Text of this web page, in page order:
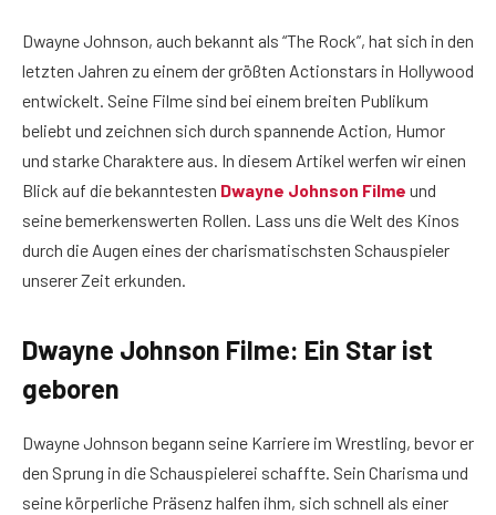
Dwayne Johnson, auch bekannt als “The Rock”, hat sich in den
letzten Jahren zu einem der größten Actionstars in Hollywood
entwickelt. Seine Filme sind bei einem breiten Publikum
beliebt und zeichnen sich durch spannende Action, Humor
und starke Charaktere aus. In diesem Artikel werfen wir einen
Blick auf die bekanntesten Dwayne Johnson Filme und
seine bemerkenswerten Rollen. Lass uns die Welt des Kinos
durch die Augen eines der charismatischsten Schauspieler
unserer Zeit erkunden.
Dwayne Johnson Filme: Ein Star ist
geboren
Dwayne Johnson begann seine Karriere im Wrestling, bevor er
den Sprung in die Schauspielerei schaffte. Sein Charisma und
seine körperliche Präsenz halfen ihm, sich schnell als einer